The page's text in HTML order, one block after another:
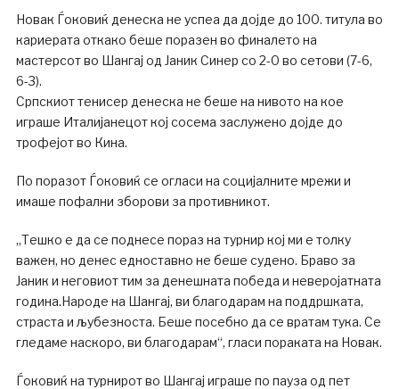
Новак Ѓоковиќ денеска не успеа да дојде до 100. титула во
кариерата откако беше поразен во финалето на
мастерсот во Шангај од Јаник Синер со 2-0 во сетови (7-6,
6-3).
Српскиот тенисер денеска не беше на нивото на кое
играше Италијанецот кој сосема заслужено дојде до
трофејот во Кина.
По поразот Ѓоковиќ се огласи на социјалните мрежи и
имаше пофални зборови за противникот.
„Тешко е да се поднесе пораз на турнир кој ми е толку
важен, но денес едноставно не беше судено. Браво за
Јаник и неговиот тим за денешната победа и неверојатната
година.Народе на Шангај, ви благодарам на поддршката,
страста и љубезноста. Беше посебно да се вратам тука. Се
гледаме наскоро, ви благодарам“, гласи пораката на Новак.
Ѓоковиќ на турнирот во Шангај играше по пауза од пет